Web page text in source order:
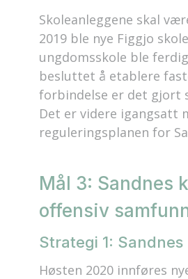
Skoleanleggene skal
2019 ble nye Figgjo
ungdomsskole ble
besluttet å etablere
forbindelse er det gjort
Det er videre igangsatt
reguleringsplanen for
Mål 3: Sandnes
offensiv
Strategi 1:
Høsten 2020 innføres